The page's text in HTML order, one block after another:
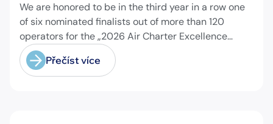
We are honored to be in the third year in a row one
of six nominated finalists out of more than 120
operators for the „2026 Air Charter Excellence
Awards“ in the category „Executive Passenger
Charter Operator of the Year (18 seats or less)“!
@theaircharterassociation
Přečíst více